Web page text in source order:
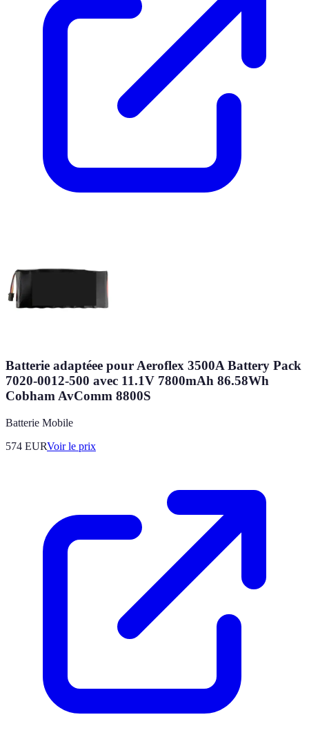
Batterie adaptéee pour Aeroflex 3500A Battery Pack
7020-0012-500 avec 11.1V 7800mAh 86.58Wh
Cobham AvComm 8800S
Batterie Mobile
574 EURVoir le prix